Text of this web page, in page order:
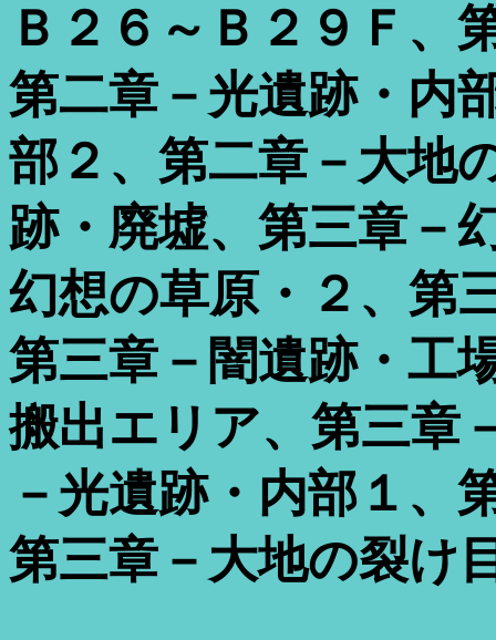
Ｂ２６～Ｂ２９Ｆ、
第二章－光遺跡・内
部２、第二章－大地
跡・廃墟、第三章－
幻想の草原・２、第
第三章－闇遺跡・工
搬出エリア、第三章
－光遺跡・内部１、
第三章－大地の裂け